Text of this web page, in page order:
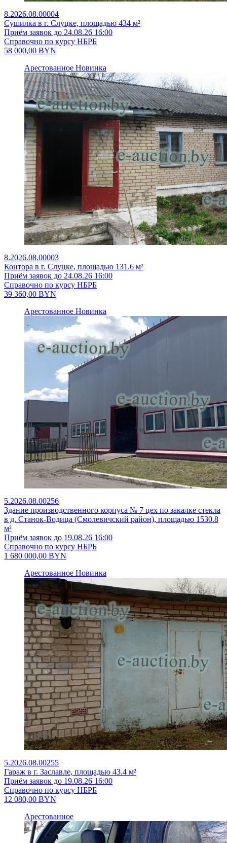
8.2026.08.00004
Сушилка в г. Слуцке, площадью 434 м²
Приём заявок до 24.08.26 16:00
Справочно по курсу НБРБ
58 000,00 BYN
Арестованное Новинка
8.2026.08.00003
Контора в г. Слуцке, площадью 131.6 м²
Приём заявок до 24.08.26 16:00
Справочно по курсу НБРБ
39 360,00 BYN
Арестованное Новинка
5.2026.08.00256
Здание производственного корпуса № 7 цех по закалке стекла
в д. Станок-Водица (Смолевичский район), площадью 1530.8
м²
Приём заявок до 19.08.26 16:00
Справочно по курсу НБРБ
1 680 000,00 BYN
Арестованное Новинка
5.2026.08.00255
Гараж в г. Заславле, площадью 43.4 м²
Приём заявок до 19.08.26 16:00
Справочно по курсу НБРБ
12 080,00 BYN
Арестованное